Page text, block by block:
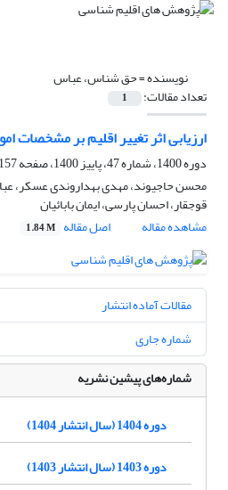
نویسنده =حق شناس، عباس
تعداد مقالات: 1
ارزیابی اثر تغییر اقلیم بر مشخصات
دوره 1400، شماره 47، پاییز 1400، صفحه
157-175
محسن حاجیوند، مهدی بهداروندی عسکر،
قوجقار، احسان پارسی، ایمان بابائیان
مشاهده مقاله
اصل مقاله 1.84 M
مقالات آماده انتشار
شماره جاری
شماره‌های پیشین نشریه
دوره 1404 (سال انتشار 1404)
دوره 1403 (سال انتشار 1403)